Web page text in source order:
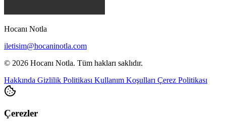
Hocanı Notla
iletisim@hocaninotla.com
© 2026 Hocanı Notla. Tüm hakları saklıdır.
Hakkında Gizlilik Politikası Kullanım Koşulları Çerez Politikası
Çerezler